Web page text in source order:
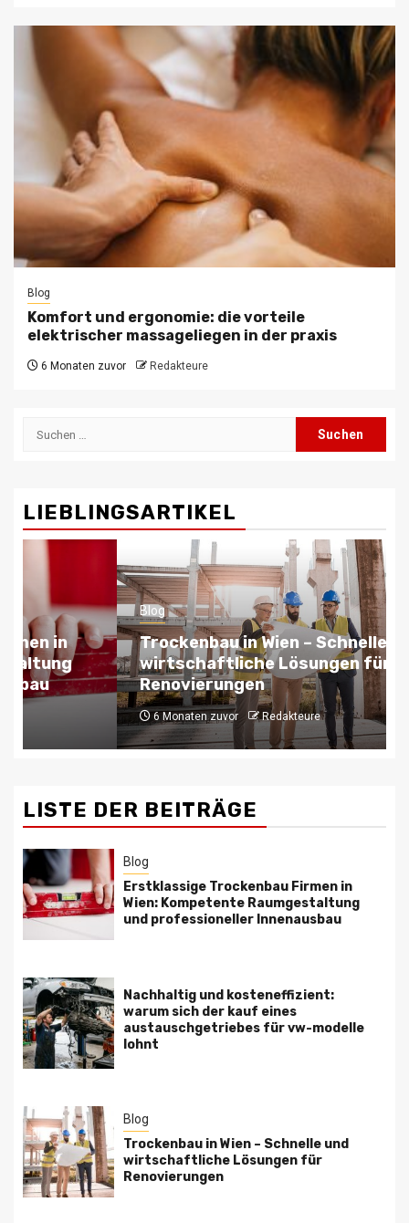
Blog
Komfort und ergonomie: die vorteile
elektrischer massageliegen in der praxis
6 Monaten zuvor Redakteure
Suchen
LIEBLINGSARTIKEL
Blog
Trockenbau in Wien – Schnelle und
wirtschaftliche Lösungen für
Renovierungen
6 Monaten zuvor Redakteure
LISTE DER BEITRÄGE
Blog
Erstklassige Trockenbau Firmen in
Wien: Kompetente Raumgestaltung
und professioneller Innenausbau
Nachhaltig und kosteneffizient:
warum sich der kauf eines
austauschgetriebes für vw-modelle
lohnt
Blog
Trockenbau in Wien – Schnelle und
wirtschaftliche Lösungen für
Renovierungen